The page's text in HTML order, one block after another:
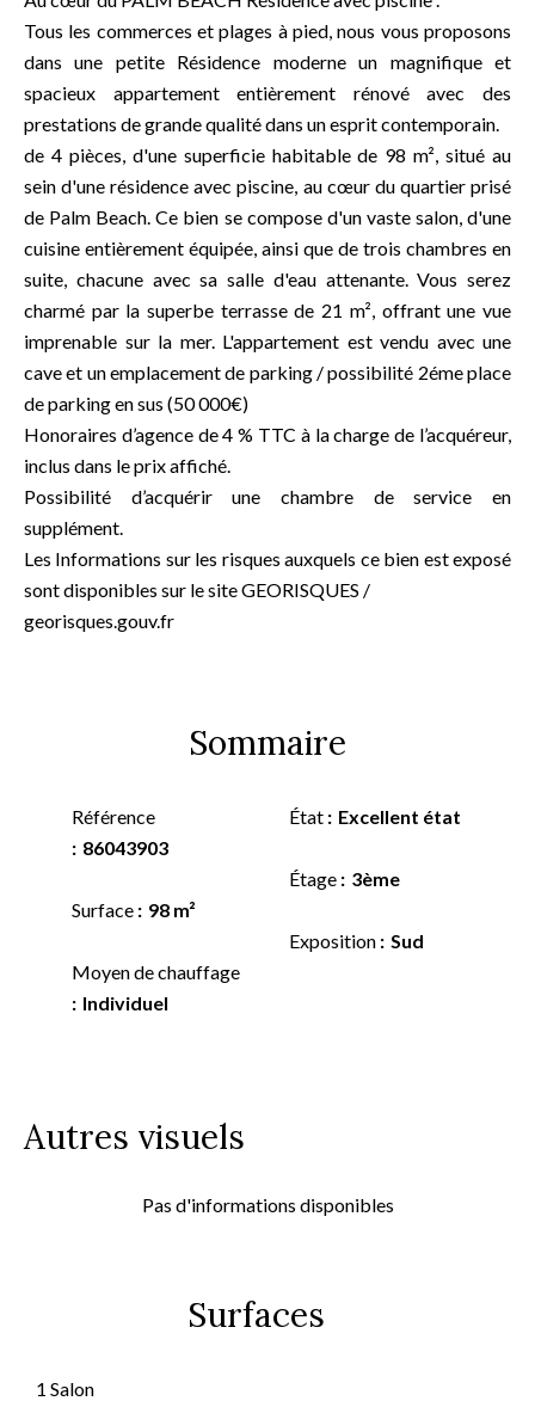
Tous les commerces et plages à pied, nous vous proposons
dans une petite Résidence moderne un magnifique et
spacieux appartement entièrement rénové avec des
prestations de grande qualité dans un esprit contemporain.
de 4 pièces, d'une superficie habitable de 98 m², situé au
sein d'une résidence avec piscine, au cœur du quartier prisé
de Palm Beach. Ce bien se compose d'un vaste salon, d'une
cuisine entièrement équipée, ainsi que de trois chambres en
suite, chacune avec sa salle d'eau attenante. Vous serez
charmé par la superbe terrasse de 21 m², offrant une vue
imprenable sur la mer. L'appartement est vendu avec une
cave et un emplacement de parking / possibilité 2éme place
de parking en sus (50 000€)
Honoraires d’agence de 4 % TTC à la charge de l’acquéreur,
inclus dans le prix affiché.
Possibilité d’acquérir une chambre de service en
supplément.
Les Informations sur les risques auxquels ce bien est exposé
sont disponibles sur le site GEORISQUES /
georisques.gouv.fr
Sommaire
Référence
86043903
Surface 98 m²
Moyen de chauffage
Individuel
État Excellent état
Étage 3ème
Exposition Sud
Autres visuels
Pas d'informations disponibles
Surfaces
1 Salon